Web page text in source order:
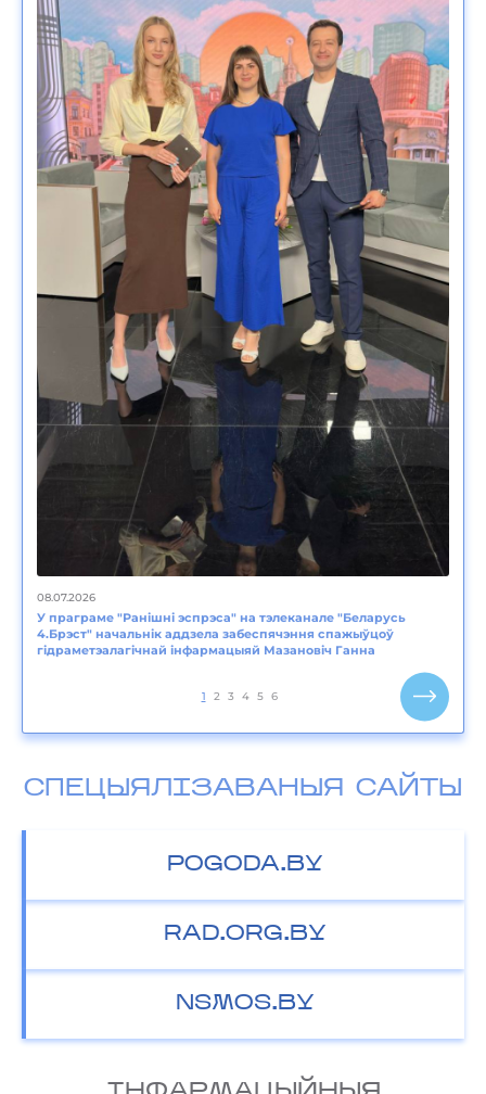
08.07.2026
У праграме "Ранішні эспрэса" на тэлеканале "Беларусь
4.Брэст" начальнік аддзела забеспячэння спажыўцоў
гідраметэалагічнай інфармацыяй Мазановіч Ганна
1 2 3 4 5 6
СПЕЦЫЯЛІЗАВАНЫЯ САЙТЫ
POGODA.BY
RAD.ORG.BY
NSMOS.BY